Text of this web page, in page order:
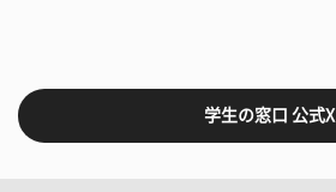
学生の窓口 公式X